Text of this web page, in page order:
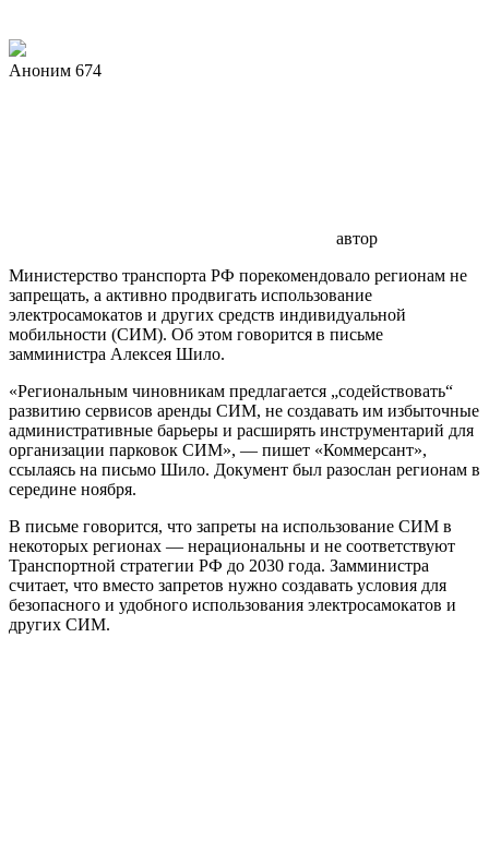
Аноним 674
автор
Министерство транспорта РФ порекомендовало регионам не
запрещать, а активно продвигать использование
электросамокатов и других средств индивидуальной
мобильности (СИМ). Об этом говорится в письме
замминистра Алексея Шило.
«Региональным чиновникам предлагается „содействовать“
развитию сервисов аренды СИМ, не создавать им избыточные
административные барьеры и расширять инструментарий для
организации парковок СИМ», — пишет «Коммерсант»,
ссылаясь на письмо Шило. Документ был разослан регионам в
середине ноября.
В письме говорится, что запреты на использование СИМ в
некоторых регионах — нерациональны и не соответствуют
Транспортной стратегии РФ до 2030 года. Замминистра
считает, что вместо запретов нужно создавать условия для
безопасного и удобного использования электросамокатов и
других СИМ.